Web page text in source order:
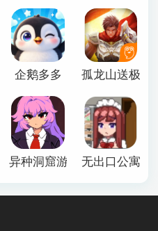
企鹅多多 孤龙山送极品
藏安卓版
异种洞窟游戏下载手机版
无出口公寓最